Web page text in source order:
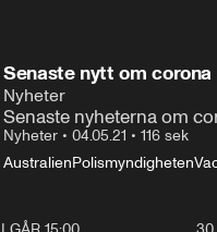
Senaste nytt om corona
Nyheter
Senaste nyheterna om
Nyheter • 04.05.21 • 116 sek
AustralienPolismyndigheten